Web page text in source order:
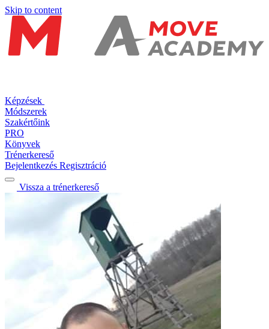
Skip to content
Képzések
Módszerek
Szakértőink
PRO
Könyvek
Trénerkereső
Bejelentkezés Regisztráció
Vissza a trénerkereső